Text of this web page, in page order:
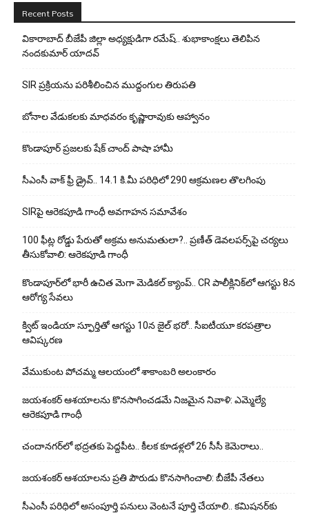
Recent Posts
వికారాబాద్ బీజేపీ జిల్లా అధ్యక్షుడిగా రమేష్‌.. శుభాకాంక్షలు తెలిపిన
నందకుమార్ యాదవ్
SIR ప్రక్రియను పరిశీలించిన ముద్దంగుల తిరుపతి
బోనాల వేడుకలకు మాధవరం కృష్ణారావుకు ఆహ్వానం
కొండాపూర్ ప్రజలకు షేక్ చాంద్ పాషా హామీ
సీఎంసీ వాక్ ఫ్రీ డ్రైవ్.. 14.1 కి.మీ పరిధిలో 290 ఆక్రమణల తొలగింపు
SIRపై ఆరెకపూడి గాంధీ అవగాహన సమావేశం
100 ఫీట్ల రోడ్డు పేరుతో అక్రమ అనుమతులా?.. ప్రణీత్ డెవలపర్స్‌పై చర్యలు
తీసుకోవాలి: ఆరెకపూడి గాంధీ
కొండాపూర్‌లో భారీ ఉచిత మెగా మెడికల్ క్యాంప్.. CR పాలీక్లినిక్‌లో ఆగస్టు 8న
ఆరోగ్య సేవలు
క్విట్ ఇండియా స్ఫూర్తితో ఆగస్టు 10న జైల్ భరో.. సీఐటీయూ కరపత్రాల
ఆవిష్కరణ
వేముకుంట పోచమ్మ ఆలయంలో శాకాంబరి అలంకారం
జయశంకర్ ఆశయాలను కొనసాగించడమే నిజమైన నివాళి: ఎమ్మెల్యే
ఆరెక‌పూడి గాంధీ
చందానగర్‌లో భద్రతకు పెద్దపీట.. కీలక కూడళ్లలో 26 సీసీ కెమెరాలు..
జయశంకర్ ఆశయాలను ప్రతి పౌరుడు కొనసాగించాలి: బీజేపీ నేతలు
సీఎంసీ పరిధిలో అసంపూర్తి పనులు వెంటనే పూర్తి చేయాలి.. కమిషనర్‌కు